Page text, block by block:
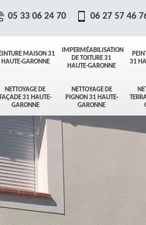
MAISON 31
HAUTE-GARONNE
IMPERMÉABILISATION
DE TOITURE 31
HAUTE-GARONNE
31
NETTOYAGE DE
FAÇADE 31 HAUTE-
GARONNE
NETTOYAGE DE
PIGNON 31 HAUTE-
GARONNE
05 33 06 24 70 06 27 57 46